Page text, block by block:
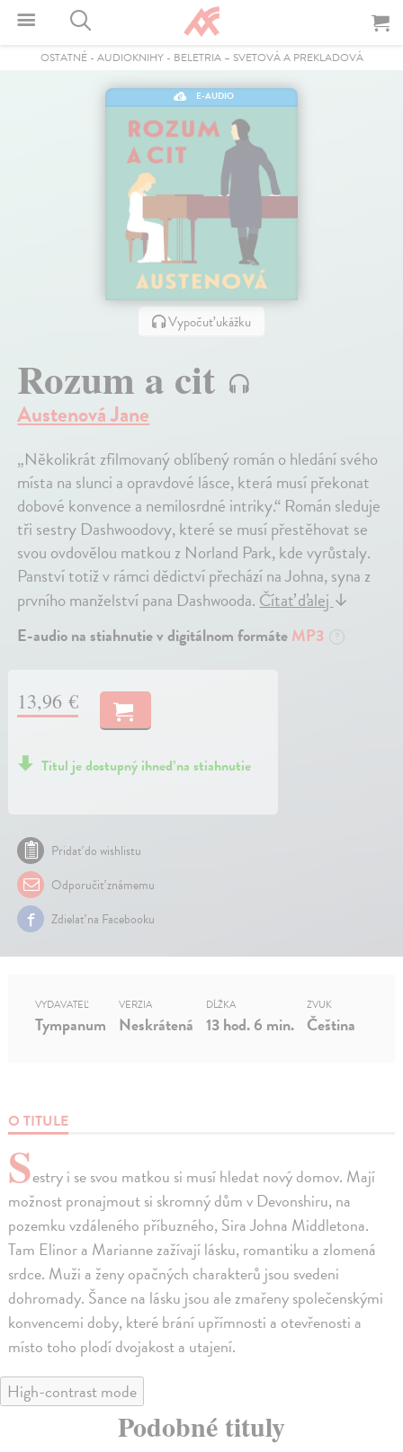
OSTATNÉ- AUDIOKNIHY- BELETRIA – SVETOVÁ A PREKLADOVÁ
E-AUDIO
Vypočuť ukážku
Rozum a cit
Austenová Jane
„Několikrát zfilmovaný oblíbený román o hledání svého
místa na slunci a opravdové lásce, která musí překonat
dobové konvence a nemilosrdné intriky.“ Román sleduje
tři sestry Dashwoodovy, které se musí přestěhovat se
svou ovdovělou matkou z Norland Park, kde vyrůstaly.
Panství totiž v rámci dědictví přechází na Johna, syna z
prvního manželství pana Dashwooda.Čítať ďalej↓
E-audio na stiahnutie v digitálnom formáteMP3 ?
13,96 €
Titul je dostupný ihneď na stiahnutie
Pridať do wishlistu
Odporučiť známemu
Zdielať na Facebooku
O TITULE
Sestry i se svou matkou si musí hledat nový domov. Mají
možnost pronajmout si skromný dům v Devonshiru, na
pozemku vzdáleného příbuzného, Sira Johna Middletona.
Tam Elinor a Marianne zažívají lásku, romantiku a zlomená
srdce. Muži a ženy opačných charakterů jsou svedeni
dohromady. Šance na lásku jsou ale zmařeny společenskými
konvencemi doby, které brání upřímnosti a otevřenosti a
místo toho plodí dvojakost a utajení.
VYDAVATEĽ
Tympanum
VERZIA
Neskrátená
DĹŽKA
13 hod. 6 min.
ZVUK
Čeština
High-contrast mode
Podobné tituly